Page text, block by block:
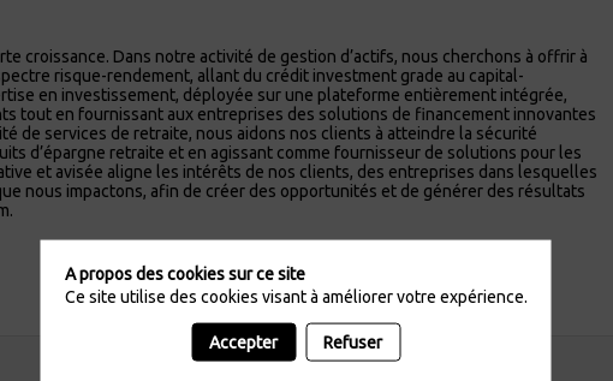
croissance. Dans notre activité de gestion d’actifs, nous cherchons à offrir à
risque-rendement, allant du crédit investment grade au capital-
en investissement, déployée sur une plateforme entièrement intégrée,
tout en fournissant aux entreprises des solutions de financement innovantes
de services de retraite, nous aidons nos clients à atteindre la sécurité
d’épargne retraite et en agissant comme fournisseur de solutions pour les
et avisée aligne les intérêts de nos clients, des entreprises dans lesquelles
nous impactons, afin de créer des opportunités et de générer des résultats
A propos des cookies sur ce site
Ce site utilise des cookies visant à améliorer votre expérience.
Accepter Refuser